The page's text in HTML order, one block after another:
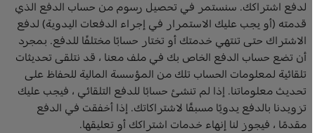
لدفع اشتراكك. سنستمر في تحصيل رسوم من حساب الدفع الذي
قدمته (أو يجب عليك الاستمرار في إجراء الدفعات اليدوية) لدفع
الاشتراك حتى تنتهي خدمتك أو تختار حسابًا مختلفًا للدفع. بمجرد
أن تضع حساب الدفع الخاص بك في ملف معنا ، قد نتلقى تحديثات
تلقائية لمعلومات الحساب تلك من المؤسسة المالية للحفاظ على
تحديث معلوماتنا. إذا لم تنشئ حسابًا للدفع التلقائي ، فيجب عليك
تزويدنا بالدفع يدويًا مسبقًا لاشتراكاتك. إذا أخفقت في الدفع
مقدمًا ، فيجوز لنا إنهاء خدمات اشتراكك أو تعليقها.